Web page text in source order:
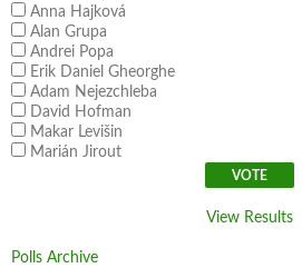
Anna Hajková
Alan Grupa
Andrei Popa
Erik Daniel Gheorghe
Adam Nejezchleba
David Hofman
Makar Levišin
Marián Jirout
View Results
Polls Archive